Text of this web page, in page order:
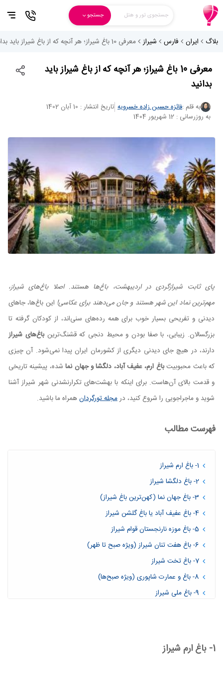
جستجوی تور و هتل جستجو
بلاگ ایران فارس شیراز معرفی 10 باغ‌ شیراز؛ هر آنچه که از باغ‌ شیراز باید بدانید
معرفی 10 باغ‌ شیراز؛ هر آنچه که از باغ‌ شیراز باید
بدانید
به قلم :فائزه حسین زاده خسرویه تاریخ انتشار : 10 آبان 1402
به روزرسانی : 12 شهریور 1404
پای ثابت شیرازگردی در اردیبهشت، باغ‌ها هستند. اصلا باغ‌های شیراز،
مهم‌ترین نماد این شهر هستند و جان می‌دهند برای عکاسی! این باغ‌ها، جاهای
دیدنی و تفریحی بسیار خوب برای همه رده‌های سنی‌اند، از کودکان گرفته تا
بزرگسالان. زیبایی، با صفا بودن و محیط دنجی که قشنگ‌ترینباغ‌های شیراز
دارند، در هیچ جای دیدنی دیگری از کشورمان ایران پیدا نمی‌شود. آن چیزی
که باعث محبوبیتباغ ارم، عفیف آباد، دلگشا و جهان نما شده، پیشینه تاریخی
و قدمت بالای آن‌هاست. برای اینکه با بهشت‌های تکرارنشدنی شهر شیراز آشنا
شوید و ماجراجویی را شروع کنید، درمجله تورگردانهمراه ما باشید.
فهرست مطالب
1- باغ ارم شیراز
2- باغ دلگشا شیراز
3- باغ جهان نما (کهن‌ترین باغ شیراز)
4- باغ عفیف آباد یا باغ گلشن شیراز
5- باغ موزه نارنجستان قوام شیراز
6- باغ هفت تنان شیراز (ویژه صبح تا ظهر)
7- باغ تخت شیراز
8- باغ و عمارت شاپوری (ویژه صبح‌ها)
9- باغ ملی شیراز
1- باغ ارم شیراز